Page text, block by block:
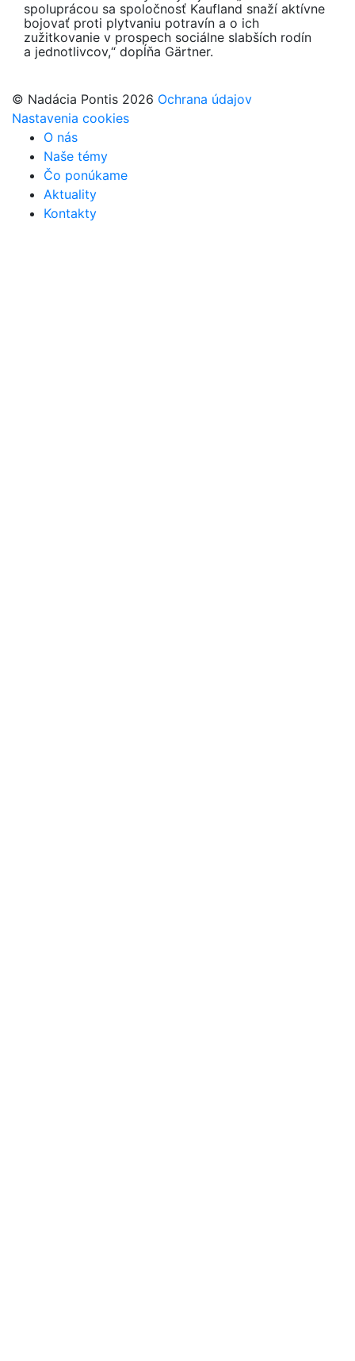
spoluprácou sa spoločnosť Kaufland snaží aktívne
bojovať proti plytvaniu potravín a o ich
zužitkovanie v prospech sociálne slabších rodín
a jednotlivcov,“ dopĺňa Gärtner.
© Nadácia Pontis 2026 Ochrana údajov
Nastavenia cookies
O nás
Naše témy
Čo ponúkame
Aktuality
Kontakty